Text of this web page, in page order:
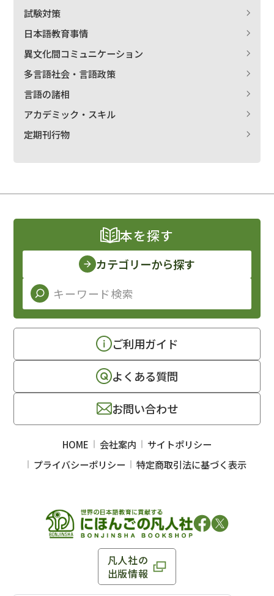
試験対策
日本語教育事情
異文化間コミュニケーション
多言語社会・言語政策
言語の諸相
アカデミック・スキル
定期刊行物
凡人社の
出版情報
本を探す
カテゴリーから探す
ご利用ガイド
よくある質問
お問い合わせ
HOME 会社案内
サイトポリシー
プライバシーポリシー
特定商取引法に基づく表示